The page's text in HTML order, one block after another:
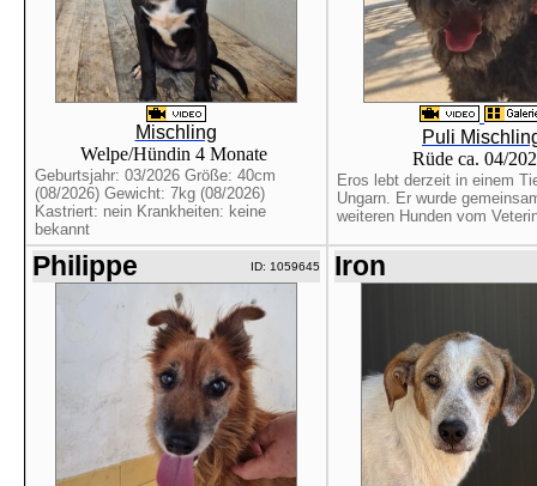
Mischling
Welpe/Hündin 4 Monate
Geburtsjahr: 03/2026 Größe: 40cm
(08/2026) Gewicht: 7kg (08/2026)
Kastriert: nein Krankheiten: keine
bekannt
Puli
Rüde ca. 04/
Eros lebt derzeit in einem
Ungarn. Er wurde
weiteren Hunden vom
Philippe ID: 1059645 Iron